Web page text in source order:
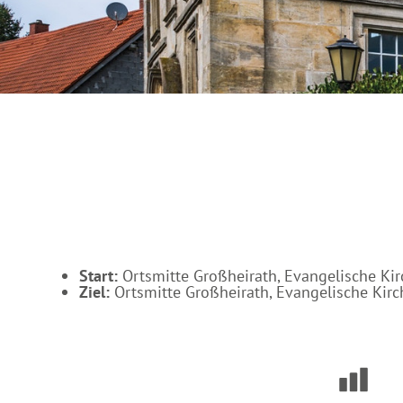
g
u
n
g
s
Start: Ortsmitte Großheirath, Evangelische
Ziel: Ortsmitte Großheirath, Evangelische